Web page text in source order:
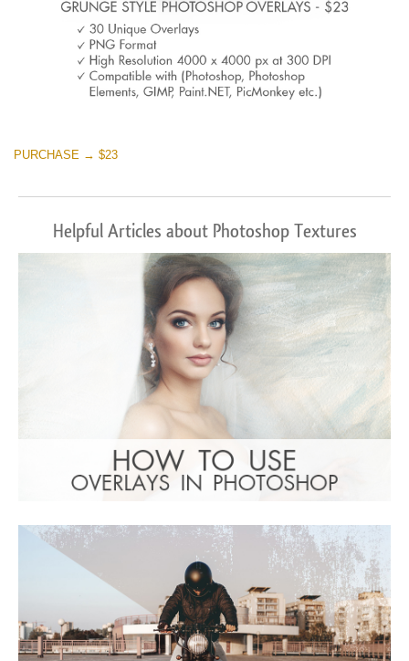
PURCHASE → $23
Helpful Articles about Photoshop Textures